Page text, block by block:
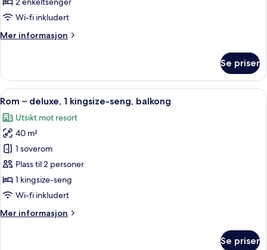
deluxe,
enkeltsenger,
Wi-fi inkludert
Mer informasjon
Mer
–
deluxe,
2
balkong
Se priser
Åpne
alle
bildene
av
Rom
–
deluxe,
1
seng,
Rom – deluxe, 1 kingsize-seng,
7
Rom – deluxe, 1 kingsize-seng, balkong
Utsikt mot resort
40 m²
1 soverom
Plass til 2 personer
1 kingsize-seng
Wi-fi inkludert
Mer informasjon
Mer
Se priser